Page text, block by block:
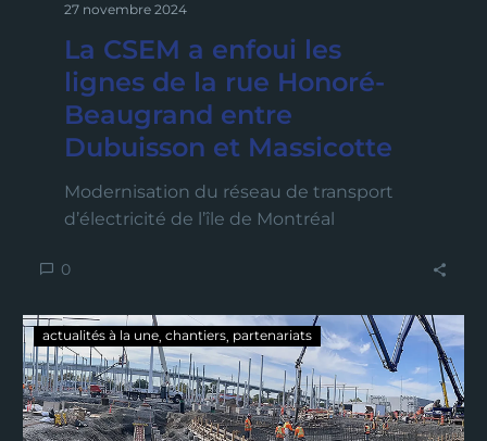
27 novembre 2024
La CSEM a enfoui les
lignes de la rue Honoré-
Beaugrand entre
Dubuisson et Massicotte
Modernisation du réseau de transport
d’électricité de l’île de Montréal
0
actualités à la une chantiers partenariats